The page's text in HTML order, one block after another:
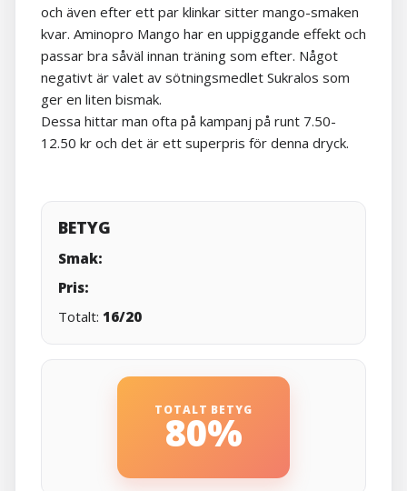
och även efter ett par klinkar sitter mango-smaken
kvar. Aminopro Mango har en uppiggande effekt och
passar bra såväl innan träning som efter. Något
negativt är valet av sötningsmedlet Sukralos som
ger en liten bismak.
Dessa hittar man ofta på kampanj på runt 7.50-
12.50 kr och det är ett superpris för denna dryck.
BETYG
Smak:
Pris:
Totalt: 16/20
TOTALT BETYG
80%